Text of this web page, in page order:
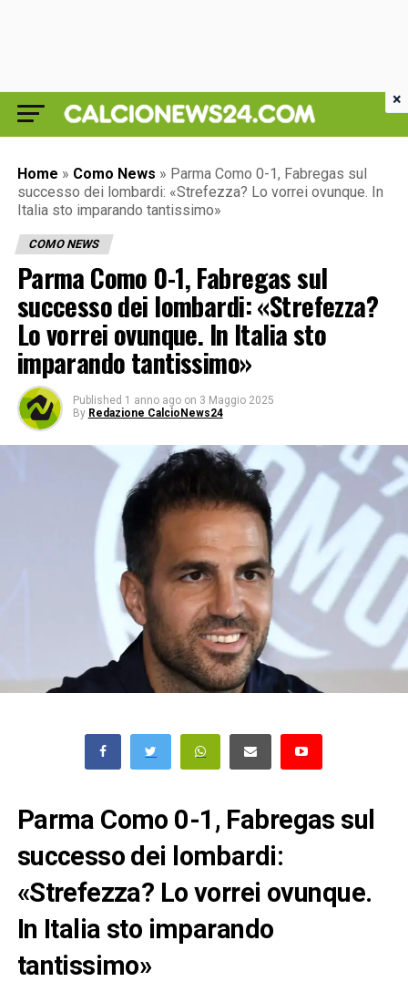
Home » Como News » Parma Como 0-1, Fabregas sul
successo dei lombardi: «Strefezza? Lo vorrei ovunque. In
Italia sto imparando tantissimo»
COMO NEWS
Parma Como 0-1, Fabregas sul
successo dei lombardi: «Strefezza?
Lo vorrei ovunque. In Italia sto
imparando tantissimo»
Published 1 anno ago on 3 Maggio 2025
By Redazione CalcioNews24
Parma Como 0-1, Fabregas sul
successo dei lombardi:
«Strefezza? Lo vorrei ovunque.
In Italia sto imparando
tantissimo»
×